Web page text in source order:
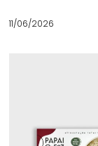
11/06/2026